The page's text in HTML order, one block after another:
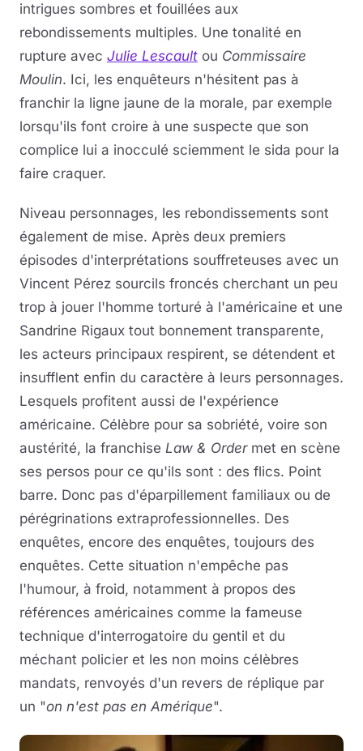
intrigues sombres et fouillées aux
rebondissements multiples. Une tonalité en
rupture avec Julie Lescault ou Commissaire
Moulin. Ici, les enquêteurs n'hésitent pas à
franchir la ligne jaune de la morale, par exemple
lorsqu'ils font croire à une suspecte que son
complice lui a inocculé sciemment le sida pour la
faire craquer.
Niveau personnages, les rebondissements sont
également de mise. Après deux premiers
épisodes d'interprétations souffreteuses avec un
Vincent Pérez sourcils froncés cherchant un peu
trop à jouer l'homme torturé à l'américaine et une
Sandrine Rigaux tout bonnement transparente,
les acteurs principaux respirent, se détendent et
insufflent enfin du caractère à leurs personnages.
Lesquels profitent aussi de l'expérience
américaine. Célèbre pour sa sobriété, voire son
austérité, la franchise Law & Order met en scène
ses persos pour ce qu'ils sont : des flics. Point
barre. Donc pas d'éparpillement familiaux ou de
pérégrinations extraprofessionnelles. Des
enquêtes, encore des enquêtes, toujours des
enquêtes. Cette situation n'empêche pas
l'humour, à froid, notamment à propos des
références américaines comme la fameuse
technique d'interrogatoire du gentil et du
méchant policier et les non moins célèbres
mandats, renvoyés d'un revers de réplique par
un "on n'est pas en Amérique".